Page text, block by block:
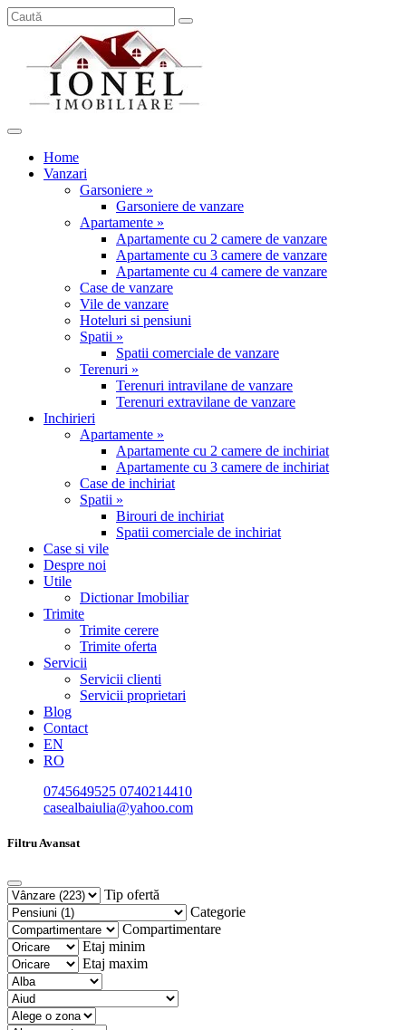
Home
Vanzari
Garsoniere »
Garsoniere de vanzare
Apartamente »
Apartamente cu 2 camere de vanzare
Apartamente cu 3 camere de vanzare
Apartamente cu 4 camere de vanzare
Case de vanzare
Vile de vanzare
Hoteluri si pensiuni
Spatii »
Spatii comerciale de vanzare
Terenuri »
Terenuri intravilane de vanzare
Terenuri extravilane de vanzare
Inchirieri
Apartamente »
Apartamente cu 2 camere de inchiriat
Apartamente cu 3 camere de inchiriat
Case de inchiriat
Spatii »
Birouri de inchiriat
Spatii comerciale de inchiriat
Case si vile
Despre noi
Utile
Dictionar Imobiliar
Trimite
Trimite cerere
Trimite oferta
Servicii
Servicii clienti
Servicii proprietari
Blog
Contact
EN
RO
0745649525 0740214410
casealbaiulia@yahoo.com
Filtru Avansat
Tip ofertă
Categorie
Compartimentare
Etaj minim
Etaj maxim